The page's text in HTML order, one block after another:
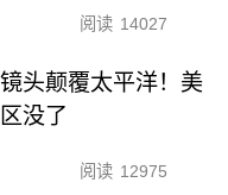
阅读 14027
头颠覆太平洋！美
没了
阅读 12975